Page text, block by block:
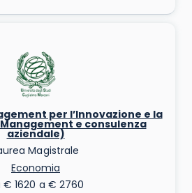
per l’Innovazione e la
e consulenza
aziendale)
Magistrale
Economia
€ 1620 a € 2760